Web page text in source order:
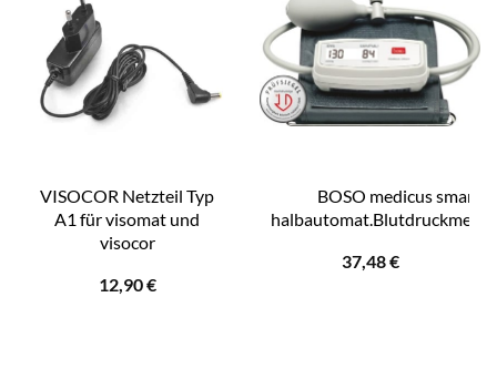
VISOCOR Netzteil Typ
A1 für visomat und
visocor
12,90€
BOSO medicus smart
37,48€